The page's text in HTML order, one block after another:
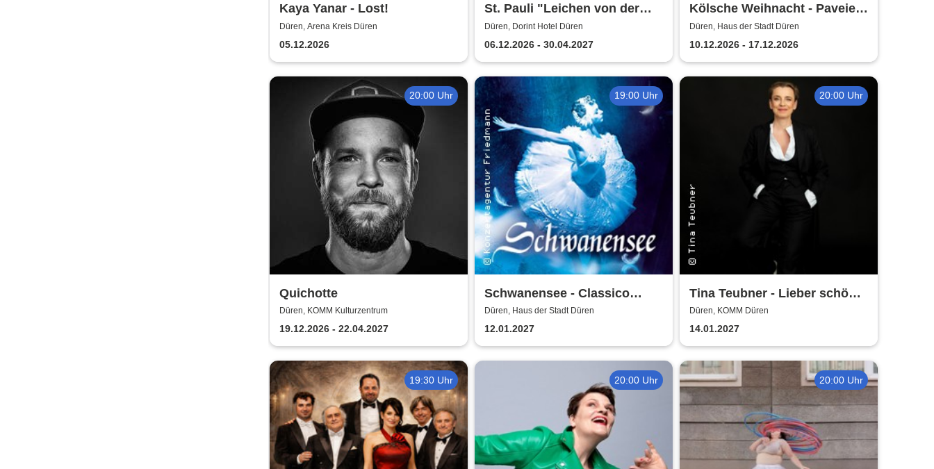
Kaya Yanar - Lost!
Düren, Arena Kreis Düren
05.12.2026
St. Pauli "Leichen von der
Stange" - Krimi-Dinner
Düren, Dorint Hotel Düren
06.12.2026 - 30.04.2027
Kölsche Weihnacht - Paveier
& Freunde 2026
Düren, Haus der Stadt Düren
10.12.2026 - 17.12.2026
20:00 Uhr
Quichotte
Düren, KOMM Kulturzentrum
19.12.2026 - 22.04.2027
19:00 Uhr
Schwanensee - Classico
Ballet Napoli
Düren, Haus der Stadt Düren
12.01.2027
20:00 Uhr
Tina Teubner - Lieber schön
alt werden als hässlich jung
bleiben
Düren, KOMM Düren
14.01.2027
19:30 Uhr 20:00 Uhr 20:00 Uhr